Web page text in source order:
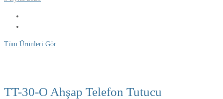
Tüm Ürünleri Gör
TT-30-O Ahşap Telefon Tutucu